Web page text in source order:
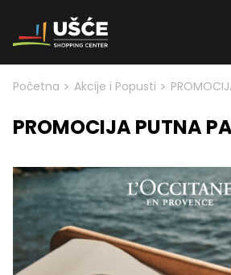
Skip to content
Početna > Akcije i Popusti >
PROMOCIJA PUTNA